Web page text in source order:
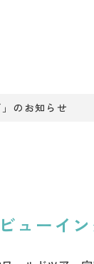
のお知らせ
ューイ